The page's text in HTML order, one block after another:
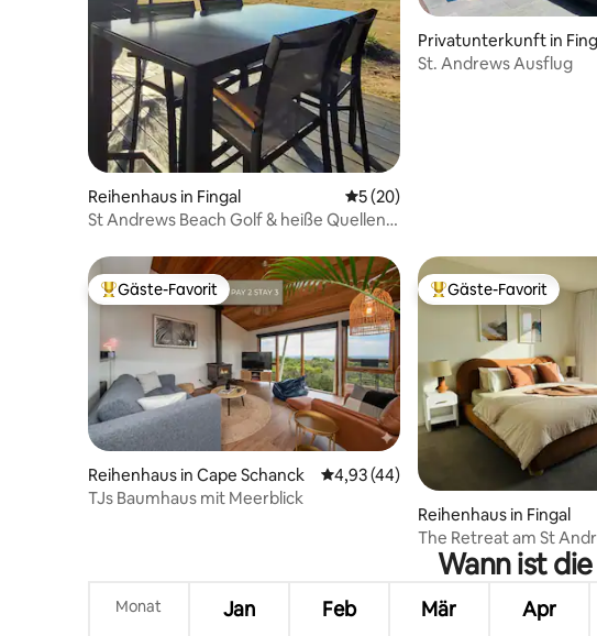
Reihenhaus in Fingal Durchschnittliche Bewertung: 5
5 (20)
St Andrews Beach Golf & heiße Quellen –
Privatunterkunft in
St. Andrews Ausflug
Beliebter Gäste-Favorit.
Gäste-Favorit
Reihenhaus in Cape Schanck Durchschnittliche Bewertung: 4,93
4,93 (44)
TJs Baumhaus mit Meerblick
Beliebter Gäste-Favorit.
Gäste-Favorit
Reihenhaus in Fingal
The Retreat am St
Golfplatz
Wann ist
Monat Jan Feb Mär Apr